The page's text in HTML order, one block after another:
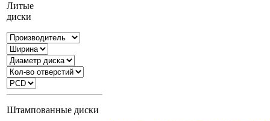
Литые
диски
Штампованные диски